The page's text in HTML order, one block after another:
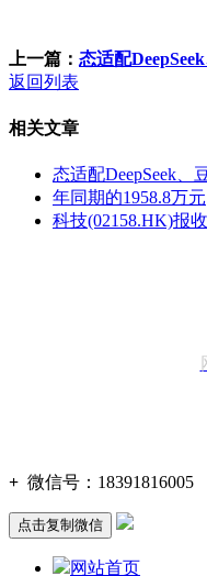
上一篇： 态适配
返回列表
相关文章
态适配DeepSeek、
年同期的1958.8万元
科技(02158.HK)报
+ 微信号： 18391816005
点击复制微信
网站首页